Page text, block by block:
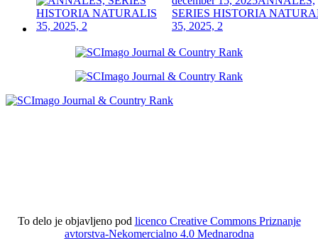
SERIES HISTORIA
35, 2025, 2
To delo je objavljeno pod licenco Creative Commons Priznanje
avtorstva-Nekomercialno 4.0 Mednarodna